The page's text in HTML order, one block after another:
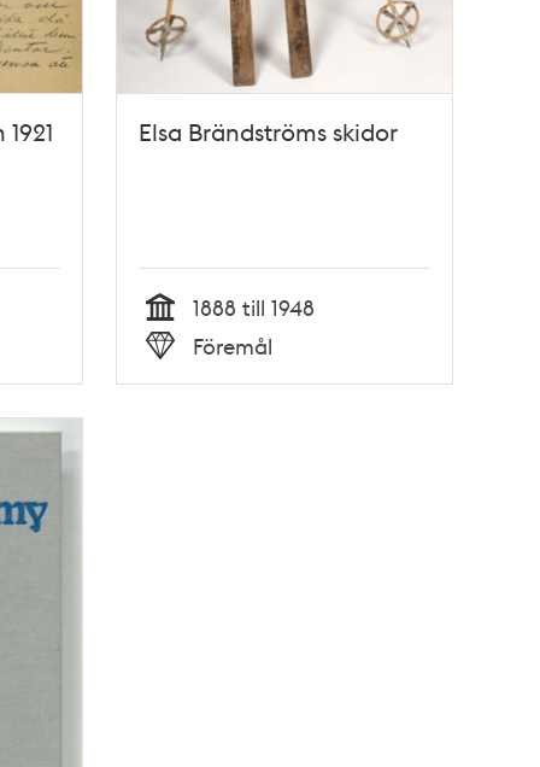
Elsa Brändströms skidor
Tid
1888 till 1948
Typ
Föremål